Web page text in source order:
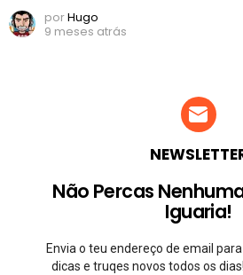
porHugo
9 meses atrás
Não Percas
Iguaria!
Envia o teu endereço de email
dicas e truqes novos todos os